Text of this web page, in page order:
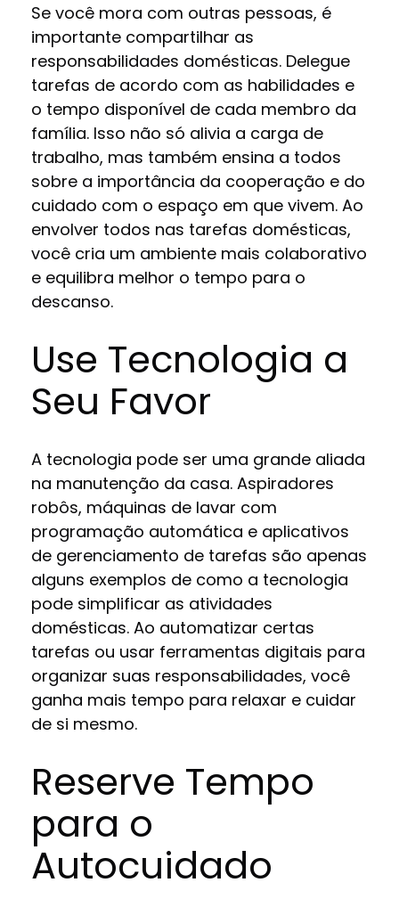
Se você mora com outras pessoas, é
importante compartilhar as
responsabilidades domésticas. Delegue
tarefas de acordo com as habilidades e
o tempo disponível de cada membro da
família. Isso não só alivia a carga de
trabalho, mas também ensina a todos
sobre a importância da cooperação e do
cuidado com o espaço em que vivem. Ao
envolver todos nas tarefas domésticas,
você cria um ambiente mais colaborativo
e equilibra melhor o tempo para o
descanso.
Use Tecnologia a
Seu Favor
A tecnologia pode ser uma grande aliada
na manutenção da casa. Aspiradores
robôs, máquinas de lavar com
programação automática e aplicativos
de gerenciamento de tarefas são apenas
alguns exemplos de como a tecnologia
pode simplificar as atividades
domésticas. Ao automatizar certas
tarefas ou usar ferramentas digitais para
organizar suas responsabilidades, você
ganha mais tempo para relaxar e cuidar
de si mesmo.
Reserve Tempo
para o
Autocuidado